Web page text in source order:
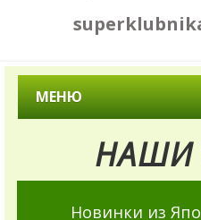
МЕНЮ
НАШИ
Новинки из